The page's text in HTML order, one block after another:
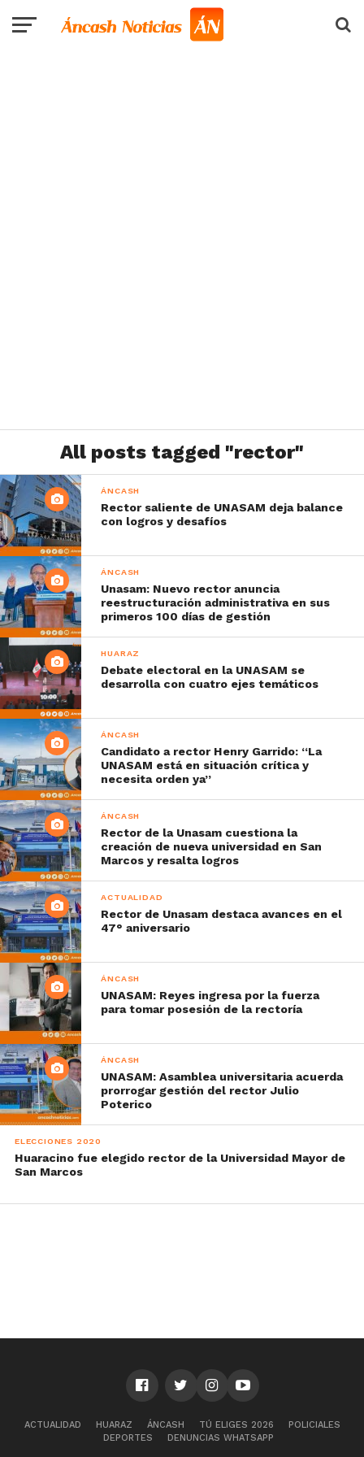
All posts tagged "rector"
ÁNCASH
Rector saliente de UNASAM deja balance
con logros y desafíos
ÁNCASH
Unasam: Nuevo rector anuncia
reestructuración administrativa en sus
primeros 100 días de gestión
HUARAZ
Debate electoral en la UNASAM se
desarrolla con cuatro ejes temáticos
ÁNCASH
Candidato a rector Henry Garrido: “La
UNASAM está en situación crítica y
necesita orden ya”
ÁNCASH
Rector de la Unasam cuestiona la
creación de nueva universidad en San
Marcos y resalta logros
ACTUALIDAD
Rector de Unasam destaca avances en el
47° aniversario
ÁNCASH
UNASAM: Reyes ingresa por la fuerza
para tomar posesión de la rectoría
ÁNCASH
UNASAM: Asamblea universitaria acuerda
prorrogar gestión del rector Julio
Poterico
ELECCIONES 2020
Huaracino fue elegido rector de la Universidad Mayor de
San Marcos
ACTUALIDAD HUARAZ ÁNCASH TÚ ELIGES 2026
POLICIALES
DEPORTES
DENUNCIAS WHATSAPP